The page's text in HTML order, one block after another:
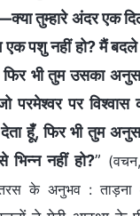
तुम्‍हारे अंदर एक
पशु नहीं हो? मैं बदले
फिर भी तुम उसका
परमेश्वर पर
देता हूँ, फिर भी तुम
नहीं हो?”
के अनुभव : ताड़ना